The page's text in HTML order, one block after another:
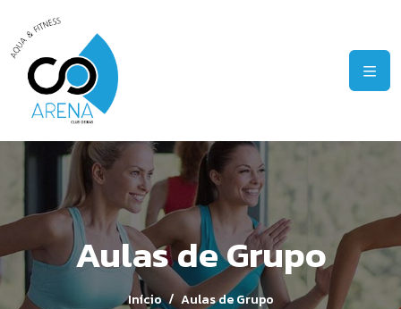
Aulas de Grupo
Início Aulas de Grupo